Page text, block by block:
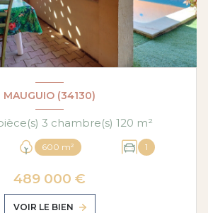
MAUGUIO (34130)
Maison 5 pièce(s) 3 chambre(s) 120 m²
600 m² 1
489 000 €
VOIR LE BIEN